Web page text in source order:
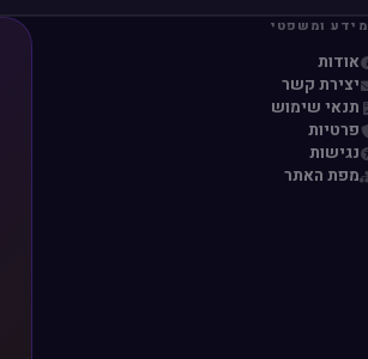
מידע ומשפטי
אודות
יצירת קשר
תנאי שימוש
פרטיות
נגישות
מפת האתר